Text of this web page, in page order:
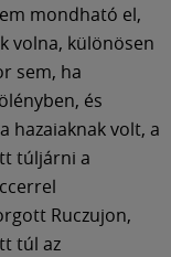
mondható el,
volna, különösen
sem, ha
és
hazaiaknak volt, a
túljárni a
Ruczujon,
túl az